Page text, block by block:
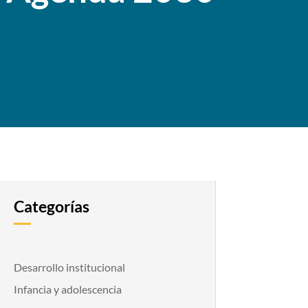
Categorías
Desarrollo institucional
Infancia y adolescencia